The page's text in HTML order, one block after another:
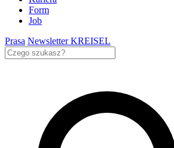
Form
Job
Prasa Newsletter KREISEL